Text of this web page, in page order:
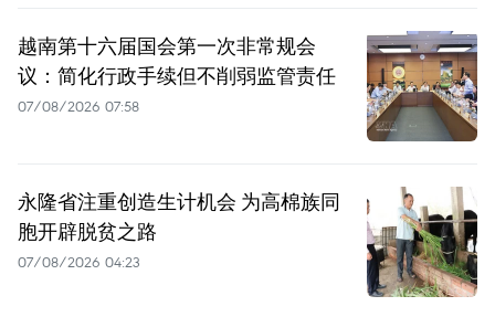
越南第十六届国会第一次非常规会
议：简化行政手续但不削弱监管责任
07/08/2026 07:58
永隆省注重创造生计机会 为高棉族同
胞开辟脱贫之路
07/08/2026 04:23